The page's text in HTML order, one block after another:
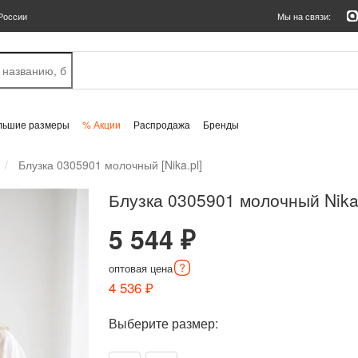
Мы на связи:
размеры % Акции Распродажа Бренды
Блузка 0305901 молочный [Nika.pl]
Блузка 0305901 молочный
5 544 ₽
оптоваяцена
4 536 ₽
Выберите размер: